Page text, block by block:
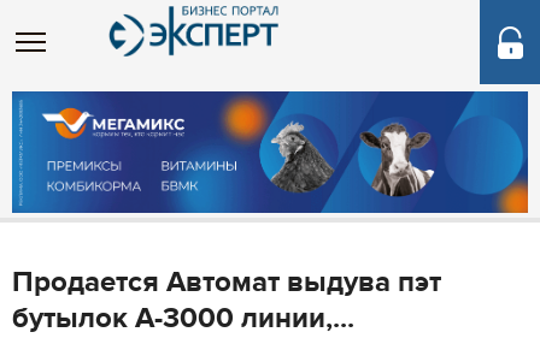
Продается Автомат выдува пэт
бутылок А-3000 линии,...